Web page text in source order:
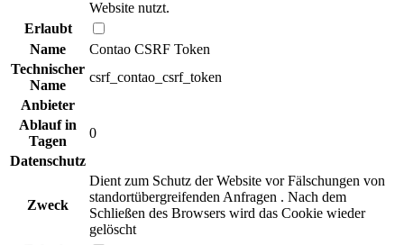
Website nutzt.
Erlaubt
Name
Contao CSRF Token
Technischer
Name
csrf_contao_csrf_token
Anbieter
Ablauf in
Tagen
0
Datenschutz
Zweck
Dient zum Schutz der Website vor Fälschungen von
standortübergreifenden Anfragen . Nach dem
Schließen des Browsers wird das Cookie wieder
gelöscht